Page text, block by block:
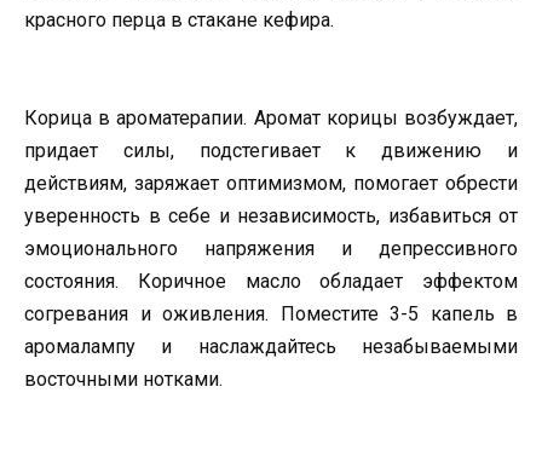
красного перца в стакане кефира.
Корица в ароматерапии. Аромат корицы возбуждает,
придает силы, подстегивает к движению и
действиям, заряжает оптимизмом, помогает обрести
уверенность в себе и независимость, избавиться от
эмоционального напряжения и депрессивного
состояния. Коричное масло обладает эффектом
согревания и оживления. Поместите 3-5 капель в
аромалампу и наслаждайтесь незабываемыми
восточными нотками.